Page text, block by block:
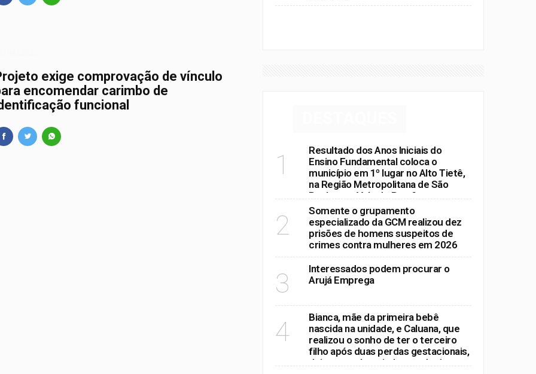
exige comprovação de vínculo
encomendar carimbo de
funcional
1
Resultado dos Anos Iniciais do
Ensino Fundamental coloca o
município em 1º lugar no Alto Tietê,
na Região Metropolitana de São
Paulo e no Vale do Paraíba
2
Somente o grupamento
especializado da GCM realizou dez
prisões de homens suspeitos de
crimes contra mulheres em 2026
3
Interessados podem procurar o
Arujá Emprega
4
Bianca, mãe da primeira bebê
nascida na unidade, e Caluana, que
realizou o sonho de ter o terceiro
filho após duas perdas gestacionais,
deixaram o hospital na tarde desta